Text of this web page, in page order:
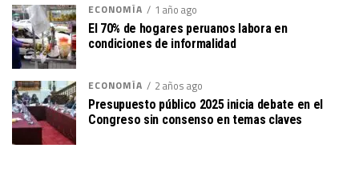
ECONOMÍA 1 año ago
El 70% de hogares peruanos labora en
condiciones de informalidad
ECONOMÍA 2 años ago
Presupuesto público 2025 inicia debate en el
Congreso sin consenso en temas claves